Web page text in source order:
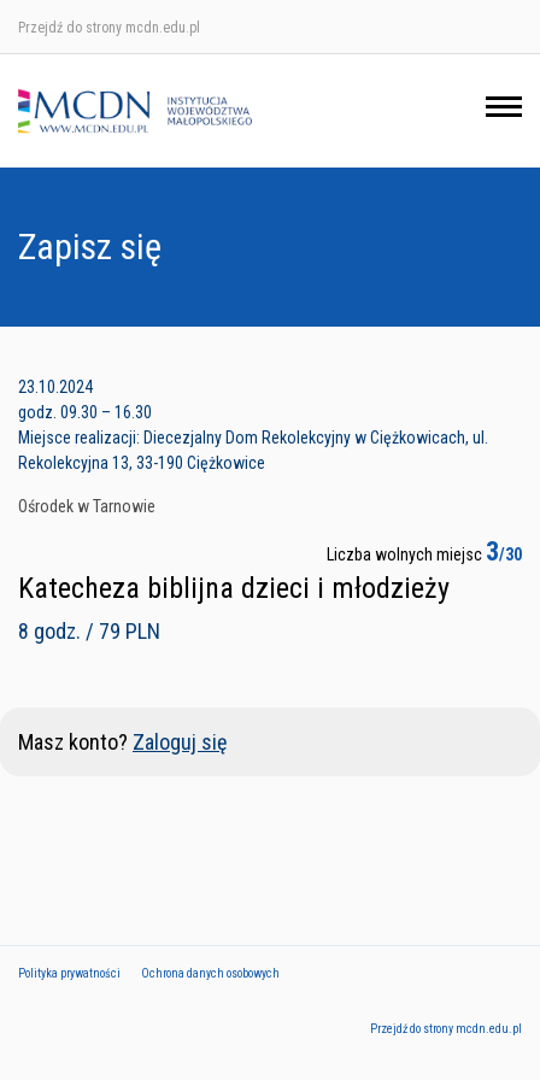
Przejdź do strony mcdn.edu.pl
Zapisz się
23.10.2024
godz. 09.30 – 16.30
Miejsce realizacji: Diecezjalny Dom Rekolekcyjny w Ciężkowicach, ul.
Rekolekcyjna 13, 33-190 Ciężkowice
Ośrodek w Tarnowie
Liczba wolnych miejsc 3/30
Katecheza biblijna dzieci i młodzieży
8 godz. / 79 PLN
Masz konto? Zaloguj się
Polityka prywatności Ochrona danych osobowych
Przejdź do strony mcdn.edu.pl
Ośrodek w Krakowie
Ośrodek w Nowym Sączu
Ośrodek w Tarnowie